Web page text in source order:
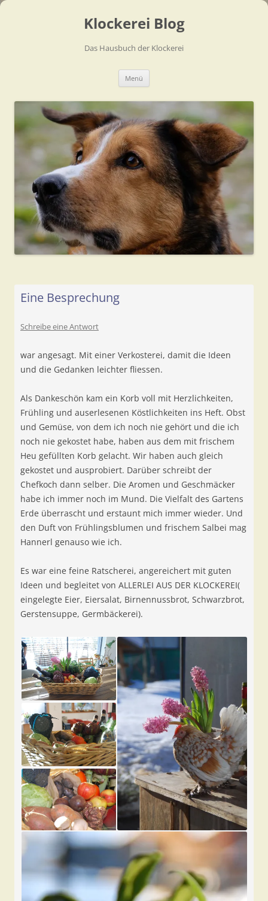
Klockerei Blog
Das Hausbuch der Klockerei
Menü
Eine Besprechung
Schreibe eine Antwort
war angesagt. Mit einer Verkosterei, damit die Ideen
und die Gedanken leichter fliessen.
Als Dankeschön kam ein Korb voll mit Herzlichkeiten,
Frühling und auserlesenen Köstlichkeiten ins Heft. Obst
und Gemüse, von dem ich noch nie gehört und die ich
noch nie gekostet habe, haben aus dem mit frischem
Heu gefüllten Korb gelacht. Wir haben auch gleich
gekostet und ausprobiert. Darüber schreibt der
Chefkoch dann selber. Die Aromen und Geschmäcker
habe ich immer noch im Mund. Die Vielfalt des Gartens
Erde überrascht und erstaunt mich immer wieder. Und
den Duft von Frühlingsblumen und frischem Salbei mag
Hannerl genauso wie ich.
Es war eine feine Ratscherei, angereichert mit guten
Ideen und begleitet von ALLERLEI AUS DER KLOCKEREI(
eingelegte Eier, Eiersalat, Birnennussbrot, Schwarzbrot,
Gerstensuppe, Germbäckerei).